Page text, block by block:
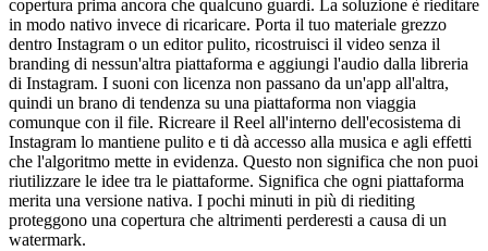
copertura prima ancora che qualcuno guardi. La soluzione è rieditare
in modo nativo invece di ricaricare. Porta il tuo materiale grezzo
dentro Instagram o un editor pulito, ricostruisci il video senza il
branding di nessun'altra piattaforma e aggiungi l'audio dalla libreria
di Instagram. I suoni con licenza non passano da un'app all'altra,
quindi un brano di tendenza su una piattaforma non viaggia
comunque con il file. Ricreare il Reel all'interno dell'ecosistema di
Instagram lo mantiene pulito e ti dà accesso alla musica e agli effetti
che l'algoritmo mette in evidenza. Questo non significa che non puoi
riutilizzare le idee tra le piattaforme. Significa che ogni piattaforma
merita una versione nativa. I pochi minuti in più di riediting
proteggono una copertura che altrimenti perderesti a causa di un
watermark.